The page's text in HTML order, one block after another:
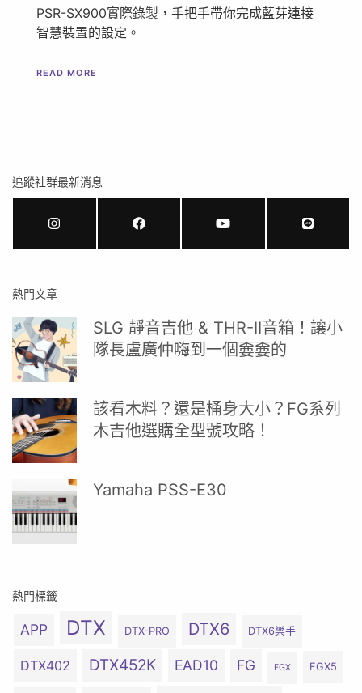
PSR-SX900實際錄製，手把手帶你完成藍芽連接
智慧裝置的設定。
READ MORE
追蹤社群最新消息
熱門文章
SLG 靜音吉他 & THR-II音箱！讓小
隊長盧廣仲嗨到一個嫑嫑的
該看木料？還是桶身大小？FG系列
木吉他選購全型號攻略！
Yamaha PSS-E30
熱門標籤
APP DTX DTX-PRO DTX6 DTX6樂手
DTX402 DTX452K EAD10 FG FGX FGX5